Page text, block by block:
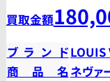
買取金額
ブランドLOUIS
商品名 ネヴァ